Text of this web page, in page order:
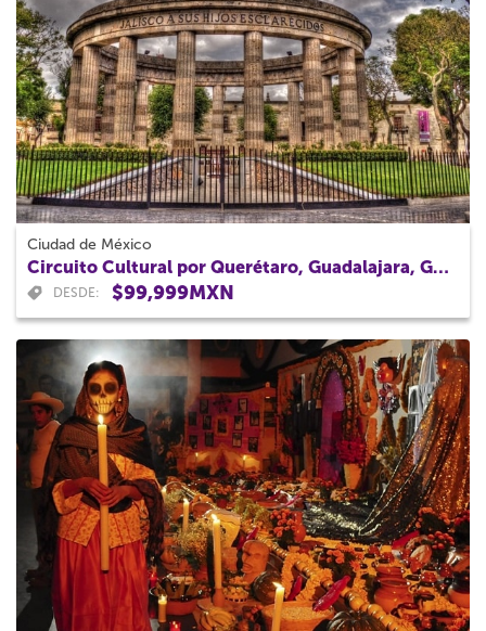
Ciudad de México
Circuito Cultural por Querétaro, Guadalajara, Guanajuato y Morelia 6 Días
DESDE: $99,999MXN